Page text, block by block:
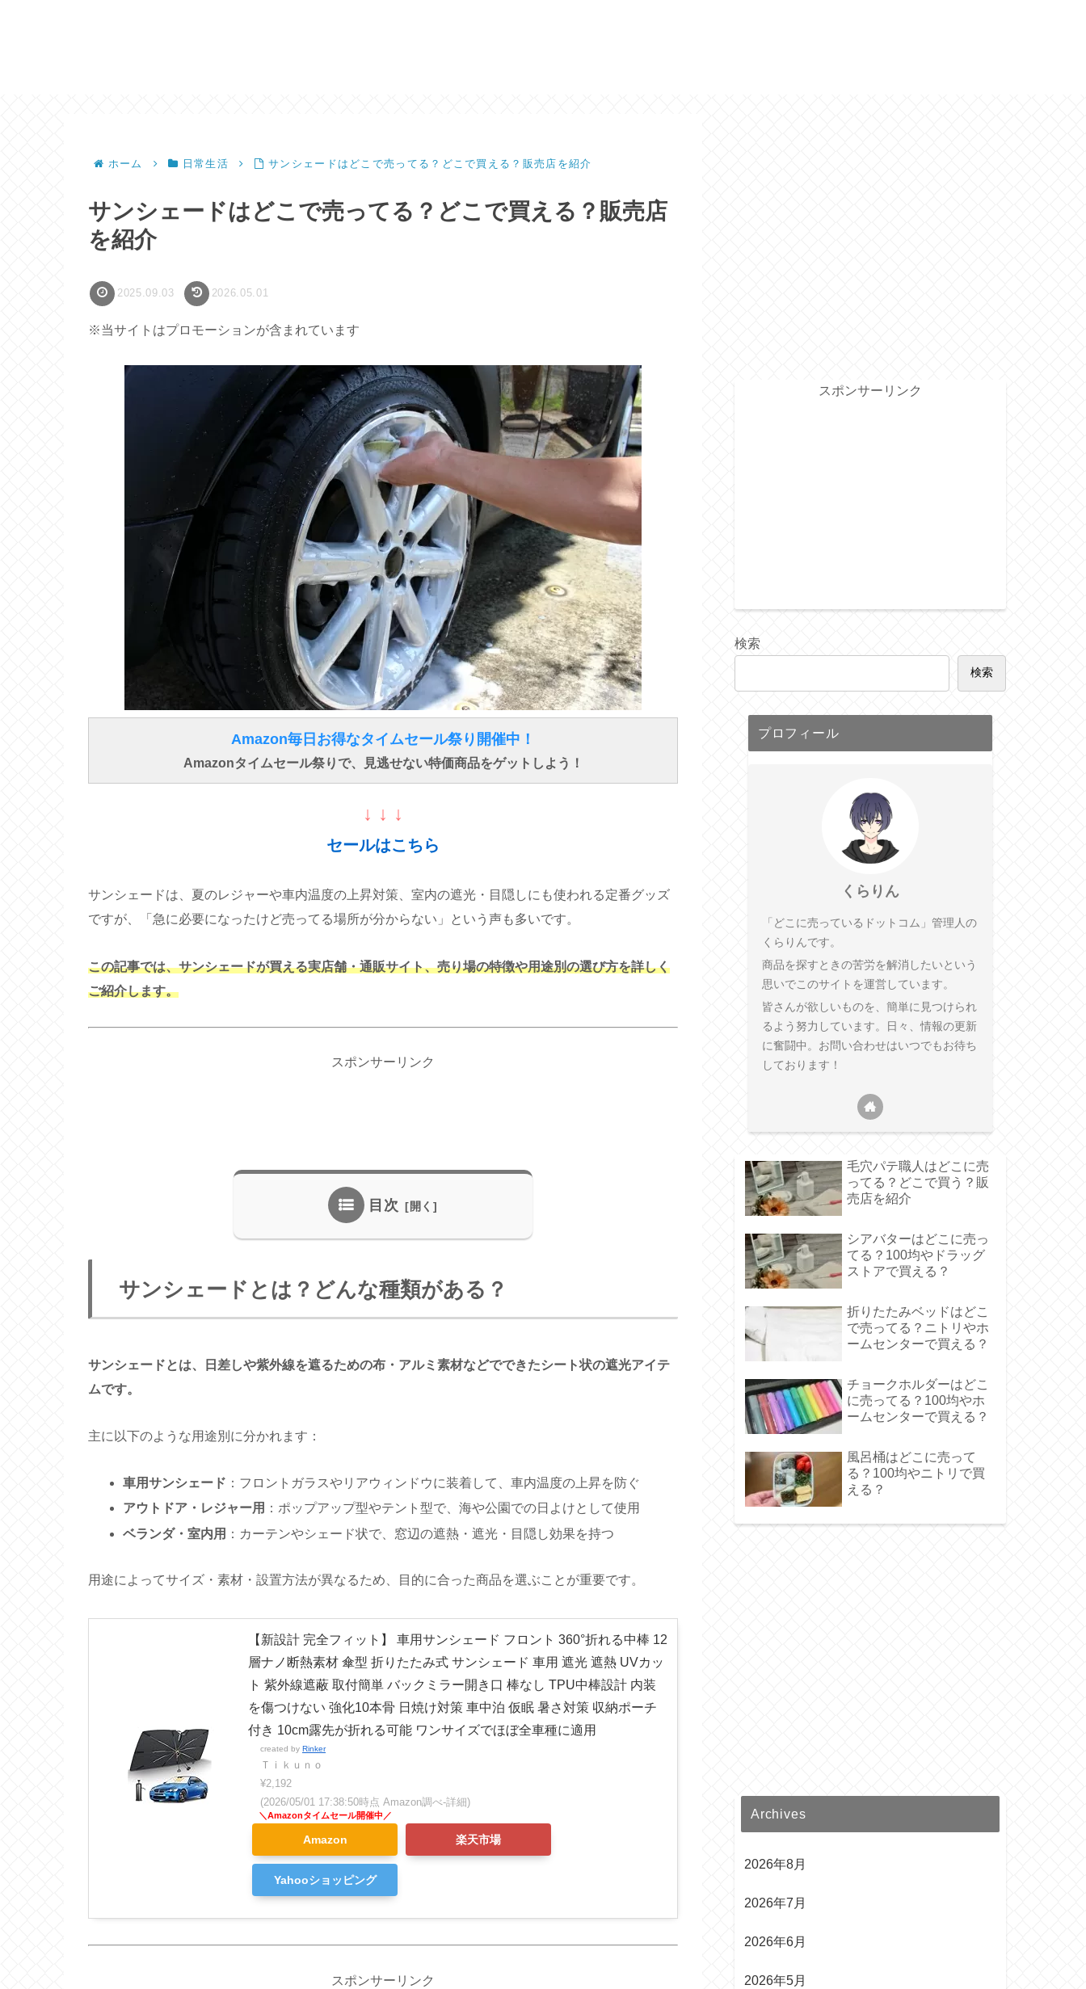
ホーム 日常生活 サンシェードはどこで売ってる？どこで買える？販売店を紹介
サンシェードはどこで売ってる？どこで買える？販売店
を紹介
2025.09.03 2026.05.01
※当サイトはプロモーションが含まれています
Amazon毎日お得なタイムセール祭り開催中！
Amazonタイムセール祭りで、見逃せない特価商品をゲットしよう！
↓ ↓ ↓
セールはこちら
サンシェードは、夏のレジャーや車内温度の上昇対策、室内の遮光・目隠しにも使われる定番グッズ
ですが、「急に必要になったけど売ってる場所が分からない」という声も多いです。
この記事では、サンシェードが買える実店舗・通販サイト、売り場の特徴や用途別の選び方を詳しく
ご紹介します。
スポンサーリンク
目次
サンシェードとは？どんな種類がある？
サンシェードとは、日差しや紫外線を遮るための布・アルミ素材などでできたシート状の遮光アイテ
ムです。
主に以下のような用途別に分かれます：
車用サンシェード ：フロントガラスやリアウィンドウに装着して、車内温度の上昇を防ぐ
アウトドア・レジャー用 ：ポップアップ型やテント型で、海や公園での日よけとして使用
ベランダ・室内用 ：カーテンやシェード状で、窓辺の遮熱・遮光・目隠し効果を持つ
用途によってサイズ・素材・設置方法が異なるため、目的に合った商品を選ぶことが重要です。
【新設計 完全フィット】 車用サンシェード フロント 360°折れる中棒 12
層ナノ断熱素材 傘型 折りたたみ式 サンシェード 車用 遮光 遮熱 UVカッ
ト 紫外線遮蔽 取付簡単 バックミラー開き口 棒なし TPU中棒設計 内装
を傷つけない 強化10本骨 日焼け対策 車中泊 仮眠 暑さ対策 収納ポーチ
付き 10cm露先が折れる可能 ワンサイズでほぼ全車種に適用
created by Rinker
Ｔｉｋｕｎｏ
¥2,192
(2026/05/01 17:38:50時点 Amazon調べ-詳細)
Amazon 楽天市場
Yahooショッピング
スポンサーリンク
スポンサーリンク
検索
検索
プロフィール
くらりん
「どこに売っているドットコム」管理人の
くらりんです。
商品を探すときの苦労を解消したいという
思いでこのサイトを運営しています。
皆さんが欲しいものを、簡単に見つけられ
るよう努力しています。日々、情報の更新
に奮闘中。お問い合わせはいつでもお待ち
しております！
毛穴パテ職人はどこに売
ってる？どこで買う？販
売店を紹介
シアバターはどこに売っ
てる？100均やドラッグ
ストアで買える？
折りたたみベッドはどこ
で売ってる？ニトリやホ
ームセンターで買える？
チョークホルダーはどこ
に売ってる？100均やホ
ームセンターで買える？
風呂桶はどこに売って
る？100均やニトリで買
える？
Archives
2026年8月
2026年7月
2026年6月
2026年5月